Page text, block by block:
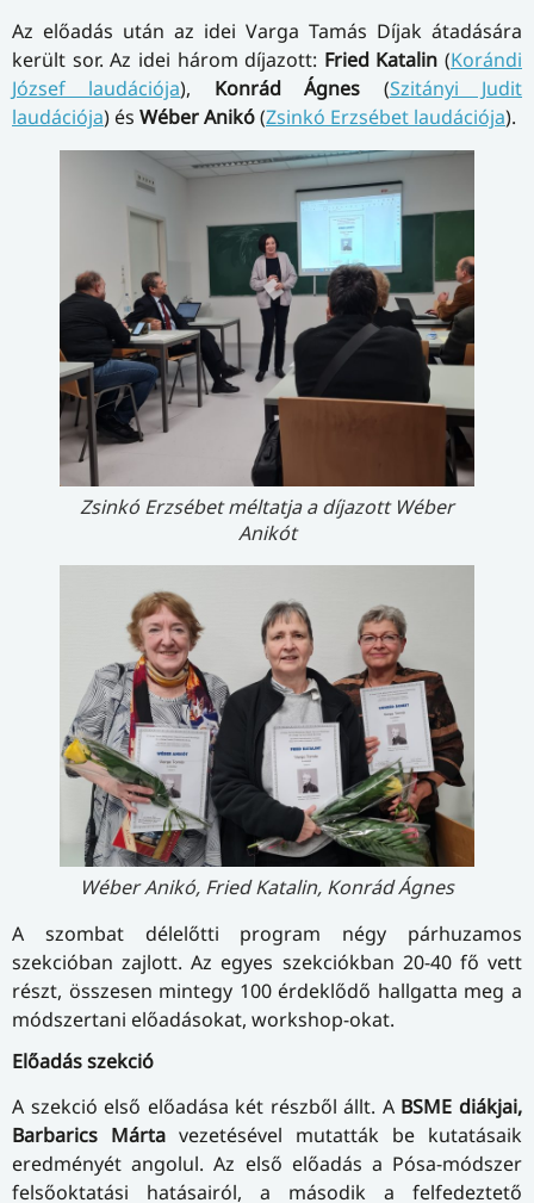
Az előadás után az idei Varga Tamás Díjak átadására
került sor. Az idei három díjazott: Fried Katalin (Korándi
József laudációja), Konrád Ágnes (Szitányi Judit
laudációja) és Wéber Anikó(Zsinkó Erzsébet laudációja).
Zsinkó Erzsébet méltatja a díjazott Wéber
Anikót
Wéber Anikó, Fried Katalin, Konrád Ágnes
A szombat délelőtti program négy párhuzamos
szekcióban zajlott. Az egyes szekciókban 20-40 fő vett
részt, összesen mintegy 100 érdeklődő hallgatta meg a
módszertani előadásokat, workshop-okat.
Előadás szekció
A szekció első előadása két részből állt. A BSME diákjai,
Barbarics Márta vezetésével mutatták be kutatásaik
eredményét angolul. Az első előadás a Pósa-módszer
felsőoktatási hatásairól, a második a felfedeztető